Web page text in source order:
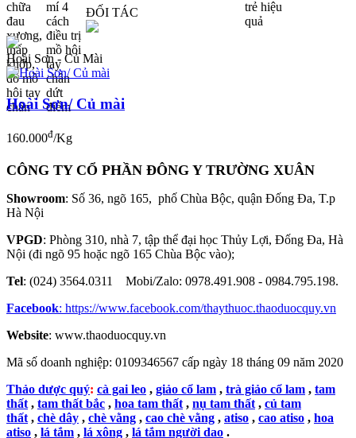
ĐỐI TÁC
Hoài Sơn - Củ Mài
Hoài Sơn/ Củ mài
160.000đ/Kg
CÔNG TY CỔ PHẦN ĐÔNG Y TRƯỜNG XUÂN
Showroom: Số 36, ngõ 165, phố Chùa Bộc, quận Đống Đa, T.p
Hà Nội
VPGD: Phòng 310, nhà 7, tập thể đại học Thủy Lợi, Đống Đa, Hà
Nội (đi ngõ 95 hoặc ngõ 165 Chùa Bộc vào);
Tel: (024) 3564.0311 Mobi/Zalo: 0978.491.908 - 0984.795.198.
Facebook: https://www.facebook.com/thaythuoc.thaoduocquy.vn
Website: www.thaoduocquy.vn
Mã số doanh nghiệp: 0109346567 cấp ngày 18 tháng 09 năm 2020
Thảo dược quý: cà gai leo , giảo cổ lam , trà giảo cổ lam , tam
thất , tam thất bắc , hoa tam thất , nụ tam thất , củ tam
thất , chè dây , chè vằng , cao chè vằng , atiso , cao atiso , hoa
atiso , lá tắm , lá xông , lá tắm người dao .